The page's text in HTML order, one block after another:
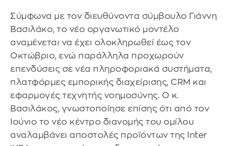
Σύμφωνα με τον διευθύνοντα σύμβουλο Γιάννη
Βασιλάκο, το νέο οργανωτικό μοντέλο
αναμένεται να έχει ολοκληρωθεί έως τον
Οκτώβριο, ενώ παράλληλα προχωρούν
επενδύσεις σε νέα πληροφοριακά συστήματα,
πλατφόρμες εμπορικής διαχείρισης, CRM και
εφαρμογές τεχνητής νοημοσύνης. Ο κ.
Βασιλάκος, γνωστοποίησε επίσης ότι από τον
Ιούνιο το νέο κέντρο διανομής του ομίλου
αναλαμβάνει αποστολές προϊόντων της Inter